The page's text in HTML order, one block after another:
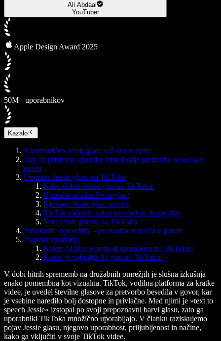
Ali Abdaal
YouTuber
Apple Design Award 2025
50M+ uporabnikov
Kazalo
Karizmatičen Jessie glas: več kot le trend
Top 10 primerov uporabe tehnologije pretvorbe besedila v
govor
Uporaba Jessie glasu na TikToku
Kako dobiti Jessie glas na TikToku:
Uporaba učinka Jessie glas:
Kje najti Jessie glas: prenos
TikTok zadetek: zakaj prevladuje Jessie glas
Svet Jessie glasov na TikToku
Preizkusite Speechify – pretvorba besedila v govor
Pogosta vprašanja
Kateri AI glas je najbolj uporabljen na TikToku?
Kateri je najboljši AI glas na TikToku?
V dobi hitrih sprememb na družabnih omrežjih je slušna izkušnja
enako pomembna kot vizualna. TikTok, vodilna platforma za kratke
videe, je uvedel številne glasove za pretvorbo besedila v govor, kar
je vsebine naredilo bolj dostopne in privlačne. Med njimi je »text to
speech Jessie« izstopal po svoji prepoznavni barvi glasu, zato ga
uporabniki TikToka množično uporabljajo. V članku raziskujemo
pojav Jessie glasu, njegovo uporabnost, priljubljenost in načine,
kako ga vključiti v svoje TikTok videe.